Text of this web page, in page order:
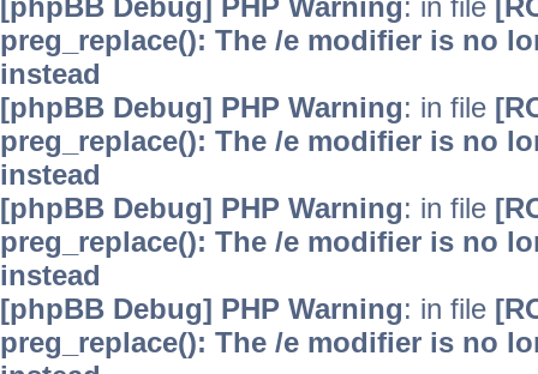
[phpBB Debug] PHP Warning: in file
preg_replace(): The /e modifier is no
instead
[phpBB Debug] PHP Warning: in file
preg_replace(): The /e modifier is no
instead
[phpBB Debug] PHP Warning: in file
preg_replace(): The /e modifier is no
instead
[phpBB Debug] PHP Warning: in file
preg_replace(): The /e modifier is no